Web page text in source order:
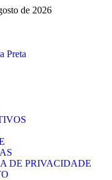
de 2026
DE PRIVACIDADE